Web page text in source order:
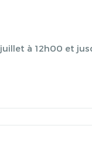
à 12h00 et